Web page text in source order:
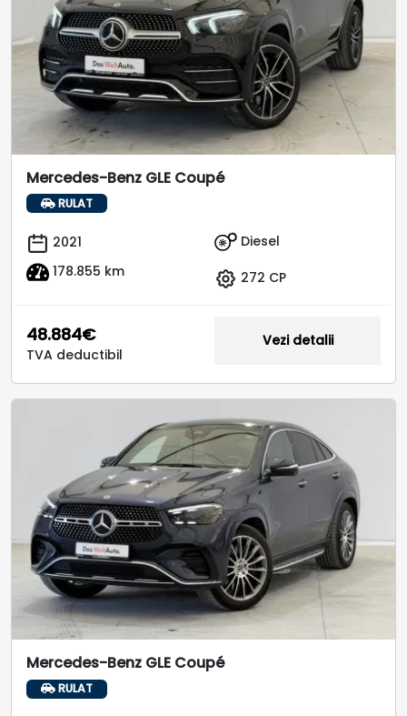
Mercedes-Benz GLE Coupé
RULAT
2021
178.855 km
Diesel
272 CP
48.884€
TVA deductibil
Vezi detalii
Mercedes-Benz GLE Coupé
RULAT